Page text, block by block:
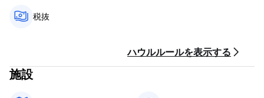
当ホテルは市内中心部の便利な場所に位置し、メイン広場や有名
なベオグラード要塞などから徒歩わずか5分です。
周囲には手頃な価格でおいしい飲食店、レストラン、ベーカリ
ー、ATM、スーパーマーケットがたくさんあります。
税抜
ハウルルールを表示する
施設